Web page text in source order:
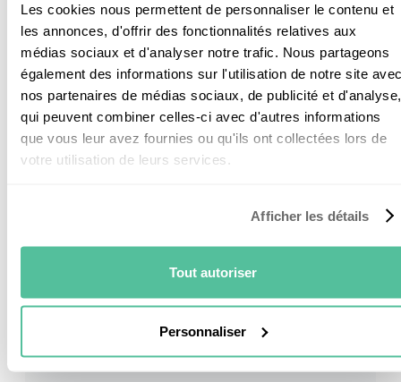
Les cookies nous permettent de personnaliser le contenu et
les annonces, d'offrir des fonctionnalités relatives aux
médias sociaux et d'analyser notre trafic. Nous partageons
également des informations sur l'utilisation de notre site
nos partenaires de médias sociaux, de publicité et d'analyse,
qui peuvent combiner celles-ci avec d'autres informations
que vous leur avez fournies ou qu'ils ont collectées lors de
votre utilisation de leurs services.
Afficher les détails
Tout autoriser
Personnaliser
Voici ce qu’il faut retenir sur l’entretien de la pompe à
chaleur Daikin :
Vous pouvez nettoyer le filtre à air et l’unité
de recourir à un chauffagiste RGE ;
intervention, il y a aussi le contrat d’entretien.